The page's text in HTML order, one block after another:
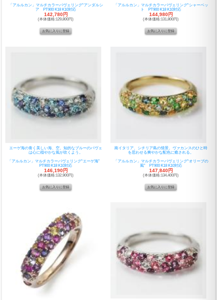
「アルルカン」マルチカラーパヴェリング“アンダルシ
ア PT900 K18 K10対応
142,780円
(本体価格:129,800円)
「アルルカン」マルチカラーパヴェリング“シャーベッ
ト PT900 K18 K10対応
144,980円
(本体価格:131,800円)
エーゲ海の青く美しい海、空。知的なブルーのパヴェ
は心に穏やかな風が吹くよう。
「アルルカン」マルチカラーパヴェリング“エーゲ海”
PT900 K18 K10対応
146,190円
(本体価格:132,900円)
南イタリア、シチリア島の情景。ヴァカンスのひと時
を思わせる爽やかな配色に癒される。
「アルルカン」マルチカラーパヴェリング“オリーブの
風” PT900 K18 K10対応
147,840円
(本体価格:134,400円)